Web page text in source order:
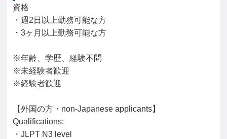
資格
・週2日以上勤務可能な方
・3ヶ月以上勤務可能な方
※年齢、学歴、経験不問
※未経験者歓迎
※経験者歓迎
【外国の方・non-Japanese applicants】
Qualifications:
・JLPT N3 level